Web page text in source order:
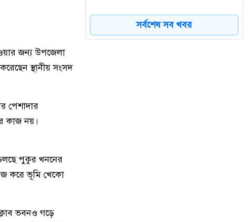
জন্য উপজেলা
স্থানীয় সংসদ
পেশাদার
কাজ নয়।
চলছে পুকুর খননের
করে ভূমি খেকো
ভবনও গড়ে
নওগাঁর মান্দায় ২৯৬ বোতল
ফেন্সিডিলসহ ২ মাদক কারবারি
সর্বশেষ সব খবর